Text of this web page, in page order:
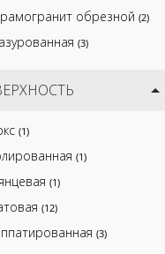
обрезной (2)
(3)
(1)
(1)
(1)
(12)
(3)